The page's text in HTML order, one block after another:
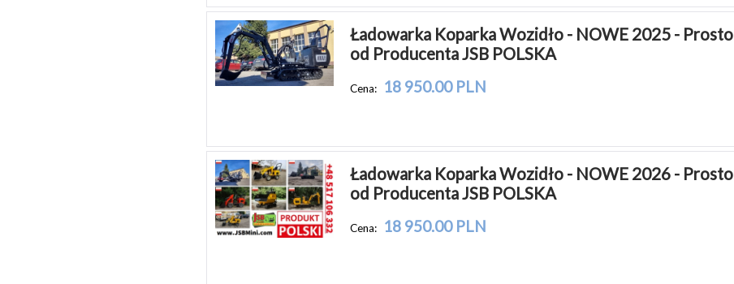
Ładowarka Koparka Wozidło - NOWE 2025 - Prosto
od Producenta JSB POLSKA
Cena: 18 950.00 PLN
Ładowarka Koparka Wozidło - NOWE 2026 - Prosto
od Producenta JSB POLSKA
Cena: 18 950.00 PLN